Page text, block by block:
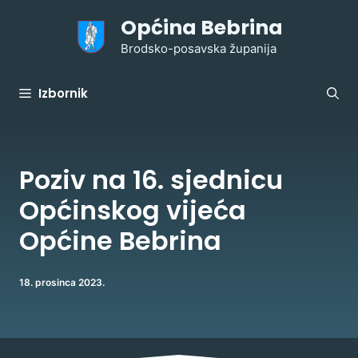
Općina Bebrina
Brodsko-posavska županija
Izbornik
Poziv na 16. sjednicu
Općinskog vijeća
Općine Bebrina
18. prosinca 2023.